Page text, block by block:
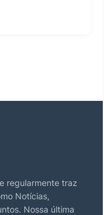
regularmente traz
Notícias,
Nossa última